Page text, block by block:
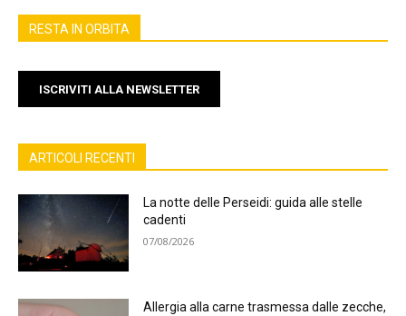
RESTA IN ORBITA
ISCRIVITI ALLA NEWSLETTER
ARTICOLI RECENTI
La notte delle Perseidi: guida alle stelle
cadenti
07/08/2026
Allergia alla carne trasmessa dalle zecche,